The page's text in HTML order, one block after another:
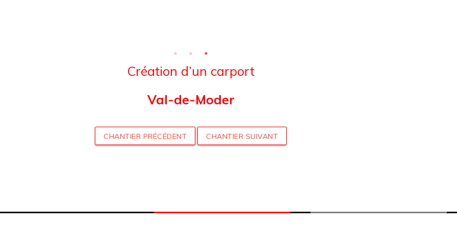
Création d’un carport
Val-de-Moder
CHANTIER PRÉCÉDENT CHANTIER SUIVANT